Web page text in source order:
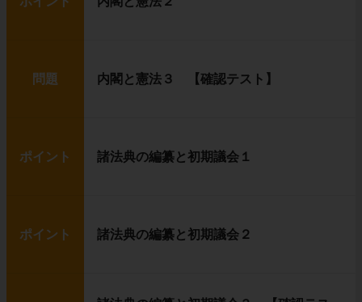
問題 内閣と憲法３ 【確認テスト】
ポイント 諸法典の編纂と初期議会１
ポイント 諸法典の編纂と初期議会２